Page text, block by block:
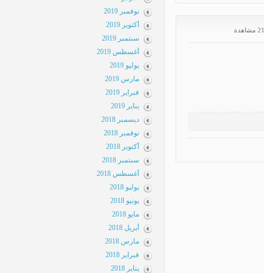
نوفمبر 2019
أكتوبر 2019
سبتمبر 2019
أغسطس 2019
يوليو 2019
مارس 2019
فبراير 2019
يناير 2019
ديسمبر 2018
نوفمبر 2018
أكتوبر 2018
سبتمبر 2018
أغسطس 2018
يوليو 2018
يونيو 2018
مايو 2018
أبريل 2018
مارس 2018
فبراير 2018
يناير 2018